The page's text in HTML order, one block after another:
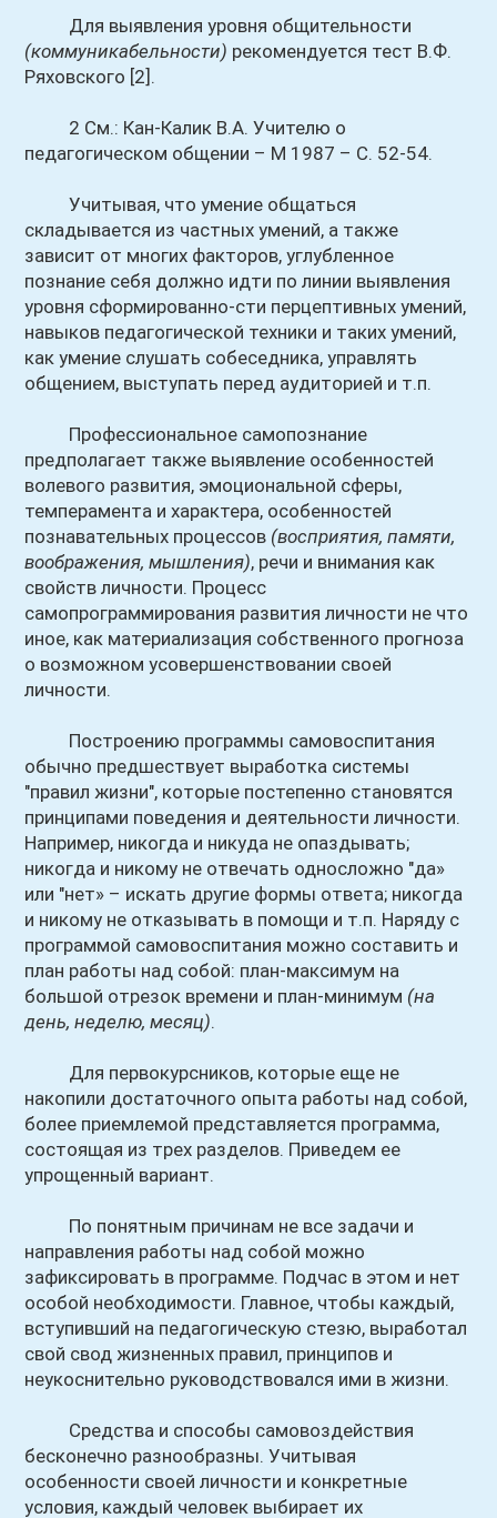
Для выявления уровня общительности
(коммуникабельности) рекомендуется тест В.Ф.
Ряховского [2].
2 См.: Кан-Калик В.А. Учителю о
педагогическом общении – М 1987 – С. 52-54.
Учитывая, что умение общаться
складывается из частных умений, а также
зависит от многих факторов, углубленное
познание себя должно идти по линии выявления
уровня сформированно-сти перцептивных умений,
навыков педагогической техники и таких умений,
как умение слушать собеседника, управлять
общением, выступать перед аудиторией и т.п.
Профессиональное самопознание
предполагает также выявление особенностей
волевого развития, эмоциональной сферы,
темперамента и характера, особенностей
познавательных процессов (восприятия, памяти,
воображения, мышления), речи и внимания как
свойств личности. Процесс
самопрограммирования развития личности не что
иное, как материализация собственного прогноза
о возможном усовершенствовании своей
личности.
Построению программы самовоспитания
обычно предшествует выработка системы
"правил жизни", которые постепенно становятся
принципами поведения и деятельности личности.
Например, никогда и никуда не опаздывать;
никогда и никому не отвечать односложно "да»
или "нет» – искать другие формы ответа; никогда
и никому не отказывать в помощи и т.п. Наряду с
программой самовоспитания можно составить и
план работы над собой: план-максимум на
большой отрезок времени и план-минимум (на
день, неделю, месяц).
Для первокурсников, которые еще не
накопили достаточного опыта работы над собой,
более приемлемой представляется программа,
состоящая из трех разделов. Приведем ее
упрощенный вариант.
По понятным причинам не все задачи и
направления работы над собой можно
зафиксировать в программе. Подчас в этом и нет
особой необходимости. Главное, чтобы каждый,
вступивший на педагогическую стезю, выработал
свой свод жизненных правил, принципов и
неукоснительно руководствовался ими в жизни.
Средства и способы самовоздействия
бесконечно разнообразны. Учитывая
особенности своей личности и конкретные
условия, каждый человек выбирает их